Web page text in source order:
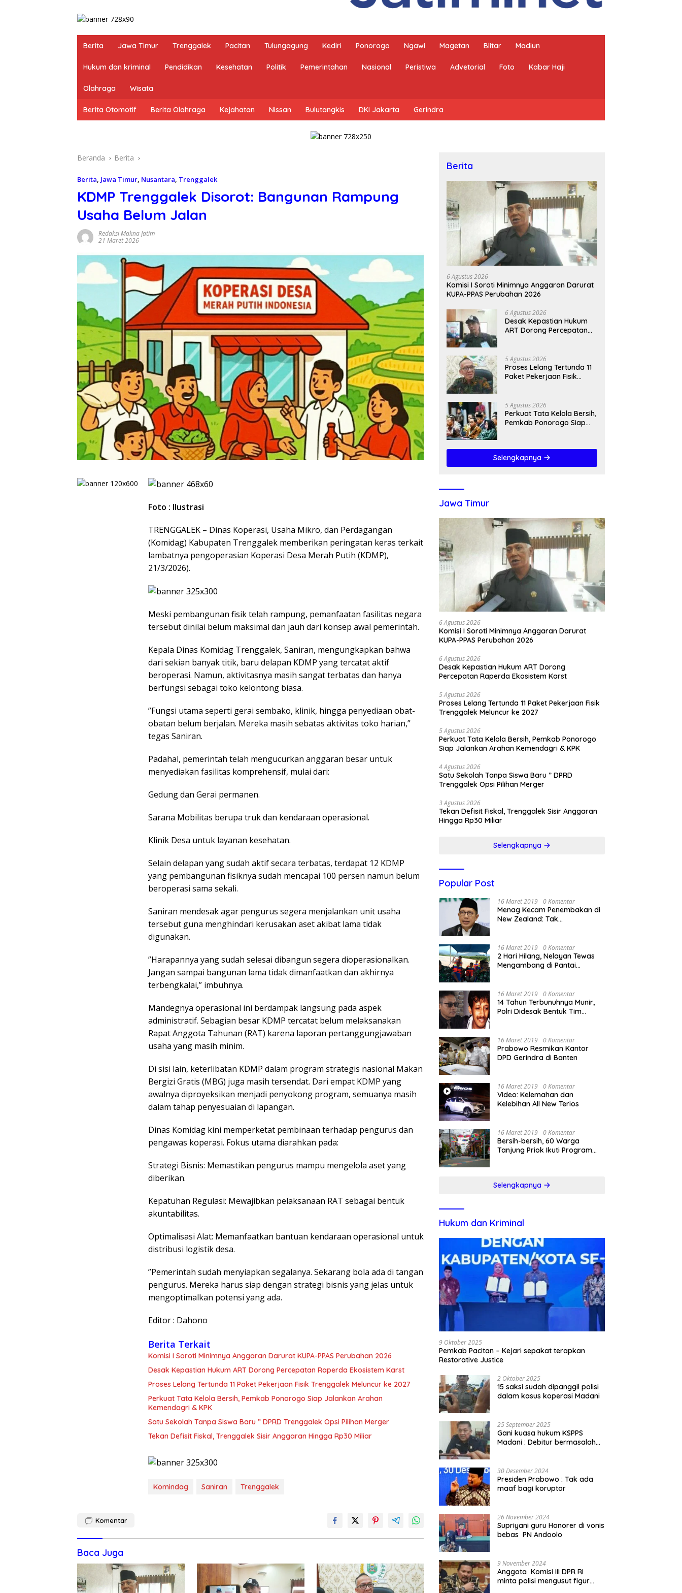
Berita Jawa Timur Trenggalek Pacitan Tulungagung Kediri Ponorogo Ngawi Magetan Blitar Madiun
Hukum dan kriminal Pendidikan Kesehatan Politik Pemerintahan Nasional Peristiwa Advetorial Foto Kabar Haji
Olahraga Wisata
Berita Otomotif Berita Olahraga Kejahatan Nissan Bulutangkis DKI Jakarta Gerindra
Beranda Berita
Berita, Jawa Timur, Nusantara, Trenggalek
KDMP Trenggalek Disorot: Bangunan Rampung
Usaha Belum Jalan
Redaksi Makna Jatim
21 Maret 2026
Foto : Ilustrasi
​TRENGGALEK – Dinas Koperasi, Usaha Mikro, dan Perdagangan
(Komidag) Kabupaten Trenggalek memberikan peringatan keras terkait
lambatnya pengoperasian Koperasi Desa Merah Putih (KDMP),
21/3/2026).
Meski pembangunan fisik telah rampung, pemanfaatan fasilitas negara
tersebut dinilai belum maksimal dan jauh dari konsep awal pemerintah.
​Kepala Dinas Komidag Trenggalek, Saniran, mengungkapkan bahwa
dari sekian banyak titik, baru delapan KDMP yang tercatat aktif
beroperasi. Namun, aktivitasnya masih sangat terbatas dan hanya
berfungsi sebagai toko kelontong biasa.
​”Fungsi utama seperti gerai sembako, klinik, hingga penyediaan obat-
obatan belum berjalan. Mereka masih sebatas aktivitas toko harian,”
tegas Saniran.
​Padahal, pemerintah telah mengucurkan anggaran besar untuk
menyediakan fasilitas komprehensif, mulai dari:
​Gedung dan Gerai permanen.
​Sarana Mobilitas berupa truk dan kendaraan operasional.
​Klinik Desa untuk layanan kesehatan.
​Selain delapan yang sudah aktif secara terbatas, terdapat 12 KDMP
yang pembangunan fisiknya sudah mencapai 100 persen namun belum
beroperasi sama sekali.
Saniran mendesak agar pengurus segera menjalankan unit usaha
tersebut guna menghindari kerusakan aset akibat lama tidak
digunakan.
​”Harapannya yang sudah selesai dibangun segera dioperasionalkan.
Jangan sampai bangunan lama tidak dimanfaatkan dan akhirnya
terbengkalai,” imbuhnya.
​Mandegnya operasional ini berdampak langsung pada aspek
administratif. Sebagian besar KDMP tercatat belum melaksanakan
Rapat Anggota Tahunan (RAT) karena laporan pertanggungjawaban
usaha yang masih minim.
​Di sisi lain, keterlibatan KDMP dalam program strategis nasional Makan
Bergizi Gratis (MBG) juga masih tersendat. Dari empat KDMP yang
awalnya diproyeksikan menjadi penyokong program, semuanya masih
dalam tahap penyesuaian di lapangan.
​Dinas Komidag kini memperketat pembinaan terhadap pengurus dan
pengawas koperasi. Fokus utama diarahkan pada:
​Strategi Bisnis: Memastikan pengurus mampu mengelola aset yang
diberikan.
​Kepatuhan Regulasi: Mewajibkan pelaksanaan RAT sebagai bentuk
akuntabilitas.
​Optimalisasi Alat: Memanfaatkan bantuan kendaraan operasional untuk
distribusi logistik desa.
​”Pemerintah sudah menyiapkan segalanya. Sekarang bola ada di tangan
pengurus. Mereka harus siap dengan strategi bisnis yang jelas untuk
mengoptimalkan potensi yang ada.
Editor : Dahono
Berita Terkait
Komisi I Soroti Minimnya Anggaran Darurat KUPA-PPAS Perubahan 2026
Desak Kepastian Hukum ART Dorong Percepatan Raperda Ekosistem Karst
Proses Lelang Tertunda 11 Paket Pekerjaan Fisik Trenggalek Meluncur ke 2027
Perkuat Tata Kelola Bersih, Pemkab Ponorogo Siap Jalankan Arahan
Kemendagri & KPK
Satu Sekolah Tanpa Siswa Baru ” DPRD Trenggalek Opsi Pilihan Merger
Tekan Defisit Fiskal, Trenggalek Sisir Anggaran Hingga Rp30 Miliar
Komindag Saniran Trenggalek
Komentar
Baca Juga
Berita
6 Agustus 2026
Komisi I Soroti Minimnya Anggaran Darurat
KUPA-PPAS Perubahan 2026
6 Agustus 2026
Desak Kepastian Hukum
ART Dorong Percepatan
5 Agustus 2026
Proses Lelang Tertunda 11
Paket Pekerjaan Fisik
5 Agustus 2026
Perkuat Tata Kelola Bersih,
Pemkab Ponorogo Siap
Selengkapnya
Jawa Timur
6 Agustus 2026
Komisi I Soroti Minimnya Anggaran Darurat
KUPA-PPAS Perubahan 2026
6 Agustus 2026
Desak Kepastian Hukum ART Dorong
Percepatan Raperda Ekosistem Karst
5 Agustus 2026
Proses Lelang Tertunda 11 Paket Pekerjaan Fisik
Trenggalek Meluncur ke 2027
5 Agustus 2026
Perkuat Tata Kelola Bersih, Pemkab Ponorogo
Siap Jalankan Arahan Kemendagri & KPK
4 Agustus 2026
Satu Sekolah Tanpa Siswa Baru ” DPRD
Trenggalek Opsi Pilihan Merger
3 Agustus 2026
Tekan Defisit Fiskal, Trenggalek Sisir Anggaran
Hingga Rp30 Miliar
Selengkapnya
Popular Post
16 Maret 2019 0 Komentar
Menag Kecam Penembakan di
New Zealand: Tak
16 Maret 2019 0 Komentar
2 Hari Hilang, Nelayan Tewas
Mengambang di Pantai
16 Maret 2019 0 Komentar
14 Tahun Terbunuhnya Munir,
Polri Didesak Bentuk Tim
16 Maret 2019 0 Komentar
Prabowo Resmikan Kantor
DPD Gerindra di Banten
16 Maret 2019 0 Komentar
Video: Kelemahan dan
Kelebihan All New Terios
16 Maret 2019 0 Komentar
Bersih-bersih, 60 Warga
Tanjung Priok Ikuti Program
Selengkapnya
Hukum dan Kriminal
9 Oktober 2025
Pemkab Pacitan – Kejari sepakat terapkan
Restorative Justice
2 Oktober 2025
15 saksi sudah dipanggil polisi
dalam kasus koperasi Madani
25 September 2025
Gani kuasa hukum KSPPS
Madani : Debitur bermasalah
30 Desember 2024
Presiden Prabowo : Tak ada
maaf bagi koruptor
26 November 2024
Supriyani guru Honorer di vonis
bebas PN Andoolo
9 November 2024
Anggota Komisi III DPR RI
minta polisi mengusut figur